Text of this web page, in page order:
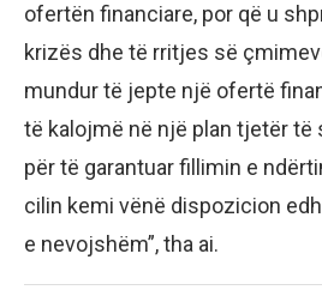
ofertën financiare, por që u
krizës dhe të rritjes së
mundur të jepte një ofertë
të kalojmë në një plan tjetër të
për të garantuar fillimin e
cilin kemi vënë dispozicion
e nevojshëm”, tha ai.